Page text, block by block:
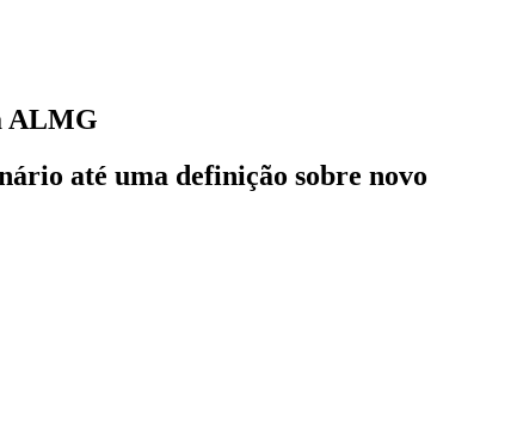
ALMG
até uma definição sobre novo